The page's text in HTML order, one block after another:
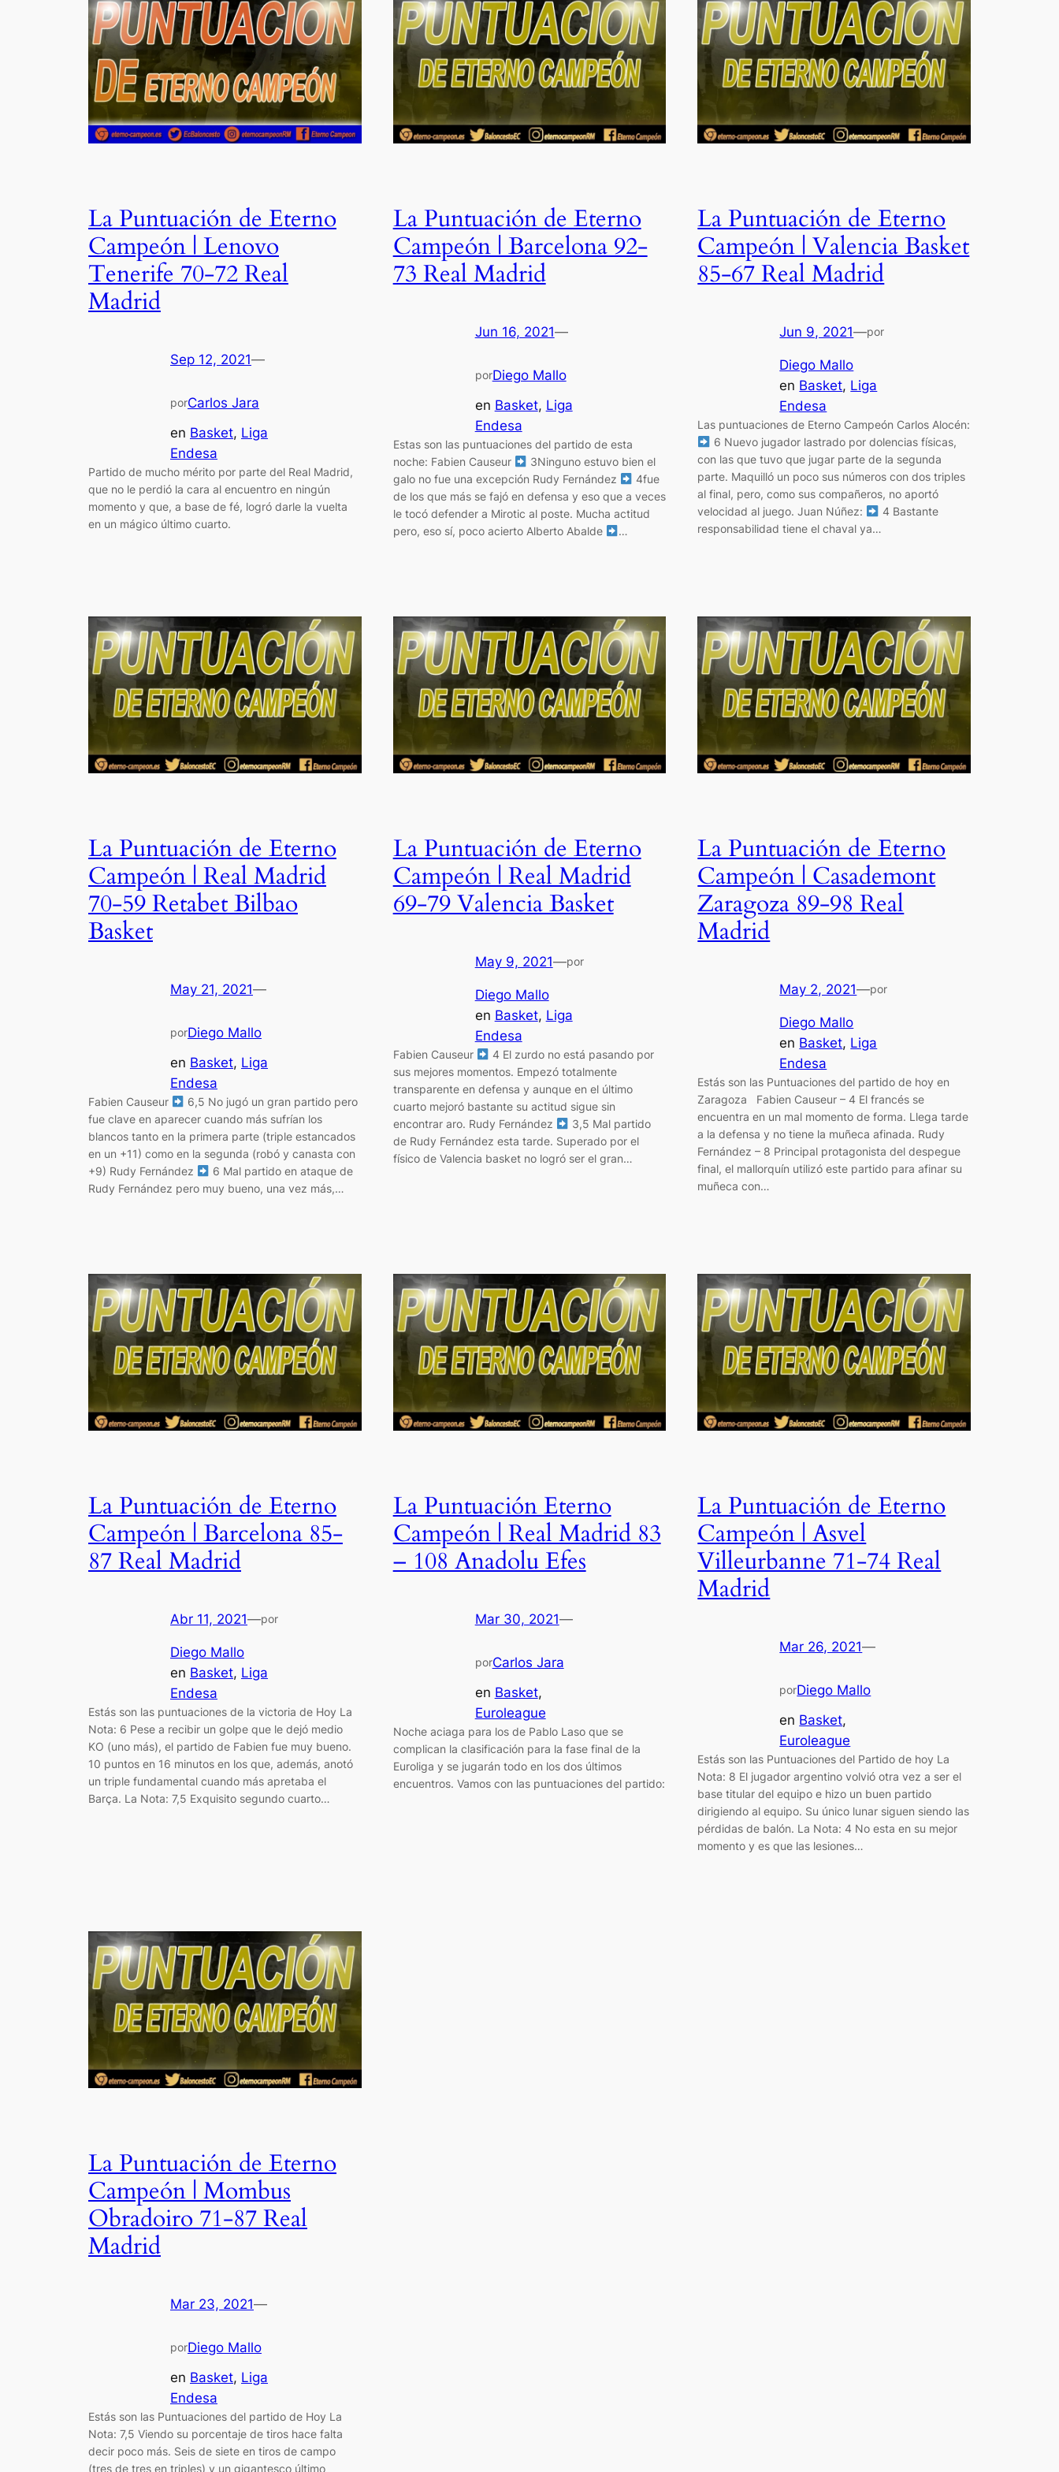
La Puntuación de Eterno
Campeón | Lenovo
Tenerife 70-72 Real
Madrid
Sep 12, 2021—
porCarlos Jara
en Basket, Liga
Endesa
Partido de mucho mérito por parte del Real Madrid,
que no le perdió la cara al encuentro en ningún
momento y que, a base de fé, logró darle la vuelta
en un mágico último cuarto.
La Puntuación de Eterno
Campeón | Barcelona 92-
73 Real Madrid
Jun 16, 2021—
porDiego Mallo
en Basket, Liga
Endesa
Estas son las puntuaciones del partido de esta
noche: Fabien Causeur
3Ninguno estuvo bien el
galo no fue una excepción Rudy Fernández
4fue
de los que más se fajó en defensa y eso que a veces
le tocó defender a Mirotic al poste. Mucha actitud
pero, eso sí, poco acierto Alberto Abalde
…
La Puntuación de Eterno
Campeón | Valencia Basket
85-67 Real Madrid
Jun 9, 2021—por
Diego Mallo
en Basket, Liga
Endesa
Las puntuaciones de Eterno Campeón Carlos Alocén:
6 Nuevo jugador lastrado por dolencias físicas,
con las que tuvo que jugar parte de la segunda
parte. Maquilló un poco sus números con dos triples
al final, pero, como sus compañeros, no aportó
velocidad al juego. Juan Núñez:
4 Bastante
responsabilidad tiene el chaval ya…
La Puntuación de Eterno
Campeón | Real Madrid
70-59 Retabet Bilbao
Basket
May 21, 2021—
porDiego Mallo
en Basket, Liga
Endesa
Fabien Causeur
6,5 No jugó un gran partido pero
fue clave en aparecer cuando más sufrían los
blancos tanto en la primera parte (triple estancados
en un +11) como en la segunda (robó y canasta con
+9) Rudy Fernández
6 Mal partido en ataque de
Rudy Fernández pero muy bueno, una vez más,…
La Puntuación de Eterno
Campeón | Real Madrid
69-79 Valencia Basket
May 9, 2021—por
Diego Mallo
en Basket, Liga
Endesa
Fabien Causeur
4 El zurdo no está pasando por
sus mejores momentos. Empezó totalmente
transparente en defensa y aunque en el último
cuarto mejoró bastante su actitud sigue sin
encontrar aro. Rudy Fernández
3,5 Mal partido
de Rudy Fernández esta tarde. Superado por el
físico de Valencia basket no logró ser el gran…
La Puntuación de Eterno
Campeón | Casademont
Zaragoza 89-98 Real
Madrid
May 2, 2021—por
Diego Mallo
en Basket, Liga
Endesa
Estás son las Puntuaciones del partido de hoy en
Zaragoza Fabien Causeur – 4 El francés se
encuentra en un mal momento de forma. Llega tarde
a la defensa y no tiene la muñeca afinada. Rudy
Fernández – 8 Principal protagonista del despegue
final, el mallorquín utilizó este partido para afinar su
muñeca con…
La Puntuación de Eterno
Campeón | Barcelona 85-
87 Real Madrid
Abr 11, 2021—por
Diego Mallo
en Basket, Liga
Endesa
Estás son las puntuaciones de la victoria de Hoy La
Nota: 6 Pese a recibir un golpe que le dejó medio
KO (uno más), el partido de Fabien fue muy bueno.
10 puntos en 16 minutos en los que, además, anotó
un triple fundamental cuando más apretaba el
Barça. La Nota: 7,5 Exquisito segundo cuarto…
La Puntuación Eterno
Campeón | Real Madrid 83
– 108 Anadolu Efes
Mar 30, 2021—
porCarlos Jara
en Basket
Euroleague
Noche aciaga para los de Pablo Laso que se
complican la clasificación para la fase final de la
Euroliga y se jugarán todo en los dos últimos
encuentros. Vamos con las puntuaciones del partido:
La Puntuación de Eterno
Campeón | Asvel
Villeurbanne 71-74 Real
Madrid
Mar 26, 2021—
porDiego Mallo
en Basket
Euroleague
Estás son las Puntuaciones del Partido de hoy La
Nota: 8 El jugador argentino volvió otra vez a ser el
base titular del equipo e hizo un buen partido
dirigiendo al equipo. Su único lunar siguen siendo las
pérdidas de balón. La Nota: 4 No esta en su mejor
momento y es que las lesiones…
La Puntuación de Eterno
Campeón | Mombus
Obradoiro 71-87 Real
Madrid
Mar 23, 2021—
porDiego Mallo
en Basket, Liga
Endesa
Estás son las Puntuaciones del partido de Hoy La
Nota: 7,5 Viendo su porcentaje de tiros hace falta
decir poco más. Seis de siete en tiros de campo
(tres de tres en triples) y un gigantesco último